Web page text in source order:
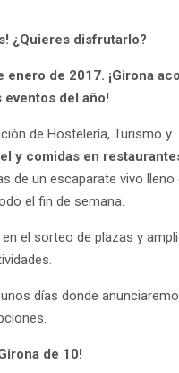
¿Quieres disfrutarlo?
enero de 2017. ¡Girona
del año!
de Hostelería, Turismo y
y comidas en
de un escaparate vivo lleno
el fin de semana.
el sorteo de plazas y
días donde
de 10!